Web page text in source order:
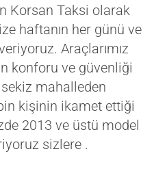
Korsan Taksi olarak
haftanın her günü ve
Araçlarımız
konforu ve güvenliği
mahalleden
kişinin ikamet ettiği
2013 ve üstü model
sizlere .